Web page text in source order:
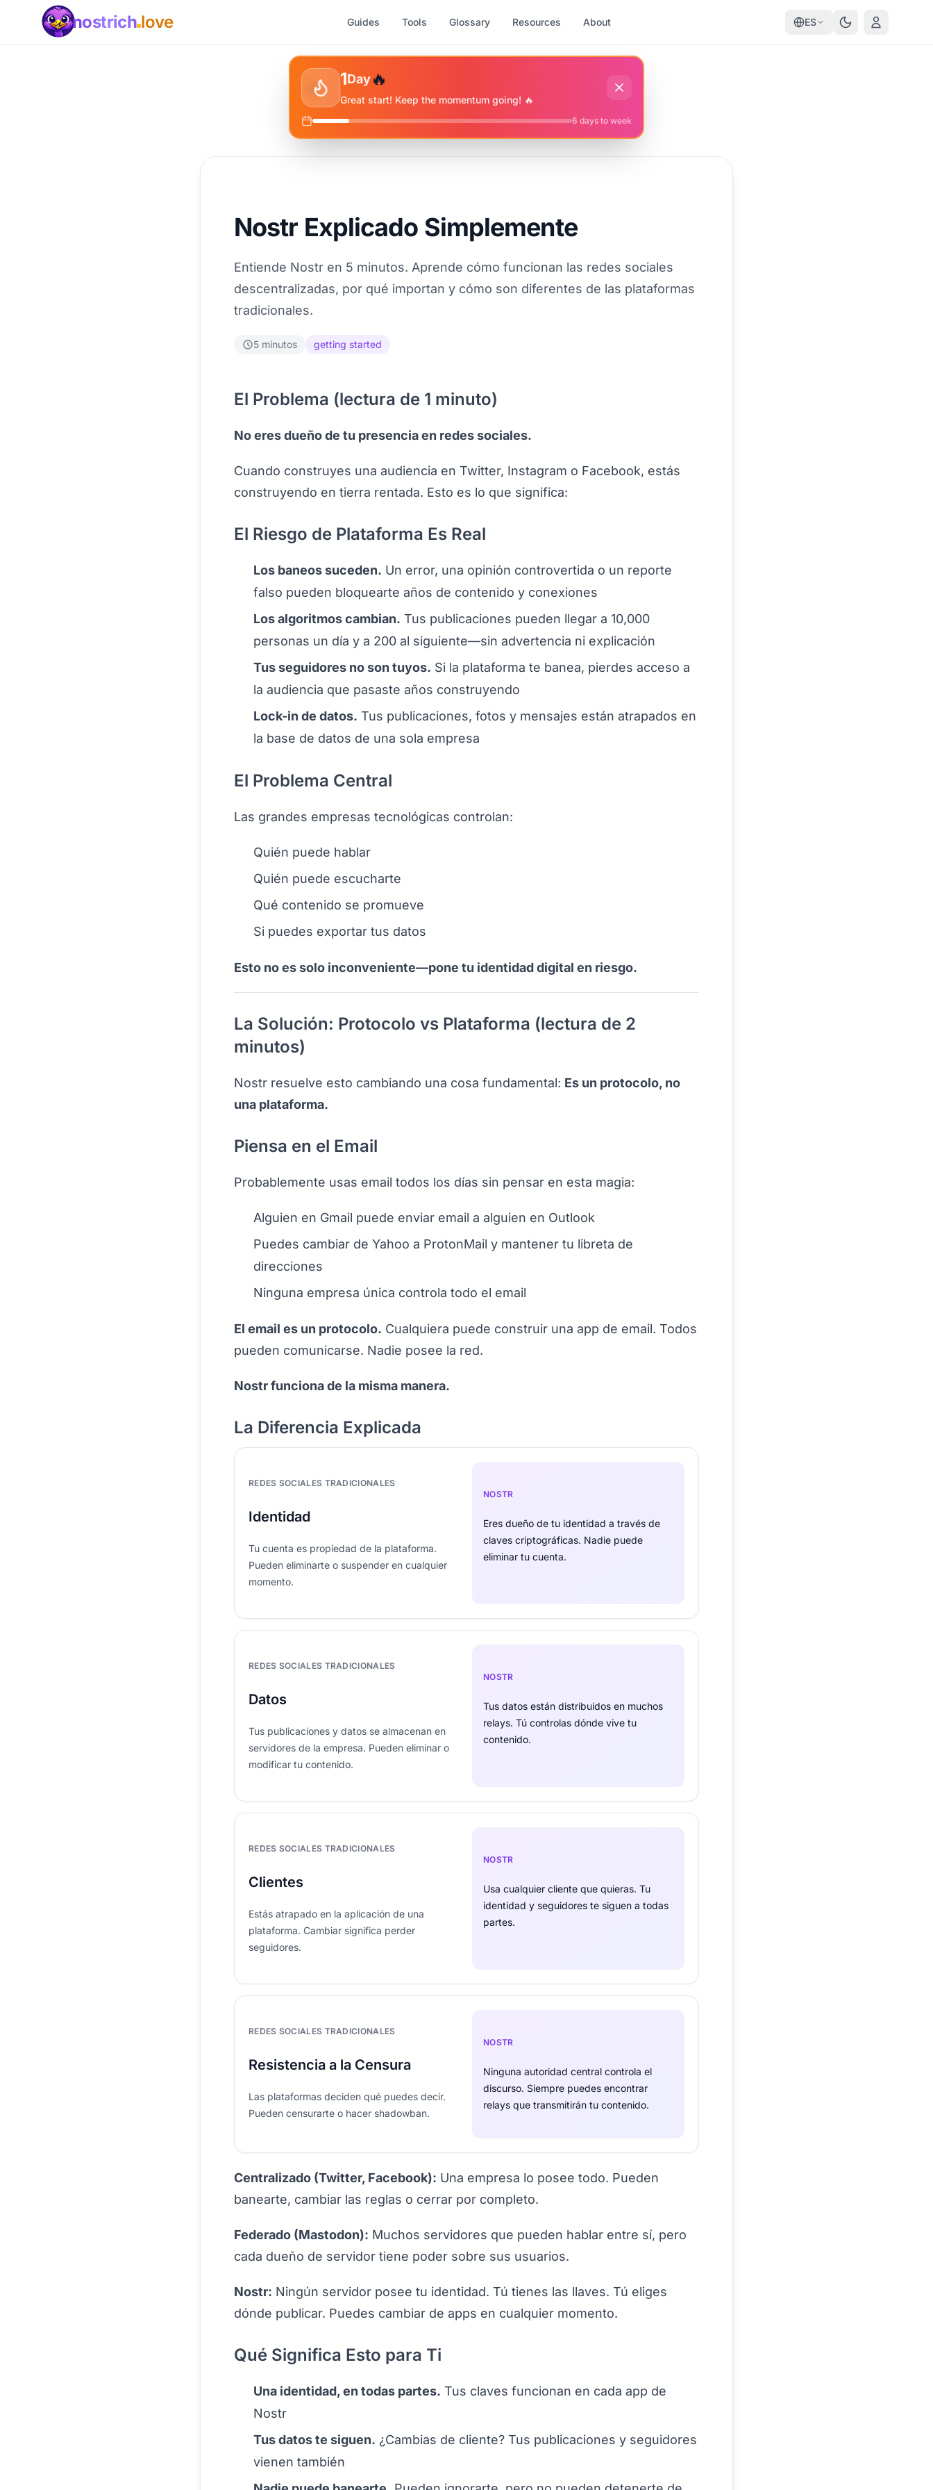
🔥
✨
⭐ 1Day🔥
Great start! Keep the momentum going! 🔥
6 days to week
nostrich love Guides Tools Glossary Resources About ES
Nostr Explicado Simplemente
Entiende Nostr en 5 minutos. Aprende cómo funcionan las redes sociales
descentralizadas, por qué importan y cómo son diferentes de las plataformas
tradicionales.
5 minutos getting started
El Problema (lectura de 1 minuto)
No eres dueño de tu presencia en redes sociales.
Cuando construyes una audiencia en Twitter, Instagram o Facebook, estás
construyendo en tierra rentada. Esto es lo que significa:
El Riesgo de Plataforma Es Real
Los baneos suceden. Un error, una opinión controvertida o un reporte
falso pueden bloquearte años de contenido y conexiones
Los algoritmos cambian. Tus publicaciones pueden llegar a 10,000
personas un día y a 200 al siguiente—sin advertencia ni explicación
Tus seguidores no son tuyos. Si la plataforma te banea, pierdes acceso a
la audiencia que pasaste años construyendo
Lock-in de datos. Tus publicaciones, fotos y mensajes están atrapados en
la base de datos de una sola empresa
El Problema Central
Las grandes empresas tecnológicas controlan:
Quién puede hablar
Quién puede escucharte
Qué contenido se promueve
Si puedes exportar tus datos
Esto no es solo inconveniente—pone tu identidad digital en riesgo.
La Solución: Protocolo vs Plataforma (lectura de 2
minutos)
Nostr resuelve esto cambiando una cosa fundamental: Es un protocolo, no
una plataforma.
Piensa en el Email
Probablemente usas email todos los días sin pensar en esta magia:
Alguien en Gmail puede enviar email a alguien en Outlook
Puedes cambiar de Yahoo a ProtonMail y mantener tu libreta de
direcciones
Ninguna empresa única controla todo el email
El email es un protocolo. Cualquiera puede construir una app de email. Todos
pueden comunicarse. Nadie posee la red.
Nostr funciona de la misma manera.
La Diferencia Explicada
REDES SOCIALES TRADICIONALES
Identidad
Tu cuenta es propiedad de la plataforma.
Pueden eliminarte o suspender en cualquier
momento.
NOSTR
Eres dueño de tu identidad a través de
claves criptográficas. Nadie puede
eliminar tu cuenta.
REDES SOCIALES TRADICIONALES
Datos
Tus publicaciones y datos se almacenan en
servidores de la empresa. Pueden eliminar o
modificar tu contenido.
NOSTR
Tus datos están distribuidos en muchos
relays. Tú controlas dónde vive tu
contenido.
REDES SOCIALES TRADICIONALES
Clientes
Estás atrapado en la aplicación de una
plataforma. Cambiar significa perder
seguidores.
NOSTR
Usa cualquier cliente que quieras. Tu
identidad y seguidores te siguen a todas
partes.
REDES SOCIALES TRADICIONALES
Resistencia a la Censura
Las plataformas deciden qué puedes decir.
Pueden censurarte o hacer shadowban.
NOSTR
Ninguna autoridad central controla el
discurso. Siempre puedes encontrar
relays que transmitirán tu contenido.
Centralizado (Twitter, Facebook): Una empresa lo posee todo. Pueden
banearte, cambiar las reglas o cerrar por completo.
Federado (Mastodon): Muchos servidores que pueden hablar entre sí, pero
cada dueño de servidor tiene poder sobre sus usuarios.
Nostr: Ningún servidor posee tu identidad. Tú tienes las llaves. Tú eliges
dónde publicar. Puedes cambiar de apps en cualquier momento.
Qué Significa Esto para Ti
Una identidad, en todas partes. Tus claves funcionan en cada app de
Nostr
Tus datos te siguen. ¿Cambias de cliente? Tus publicaciones y seguidores
vienen también